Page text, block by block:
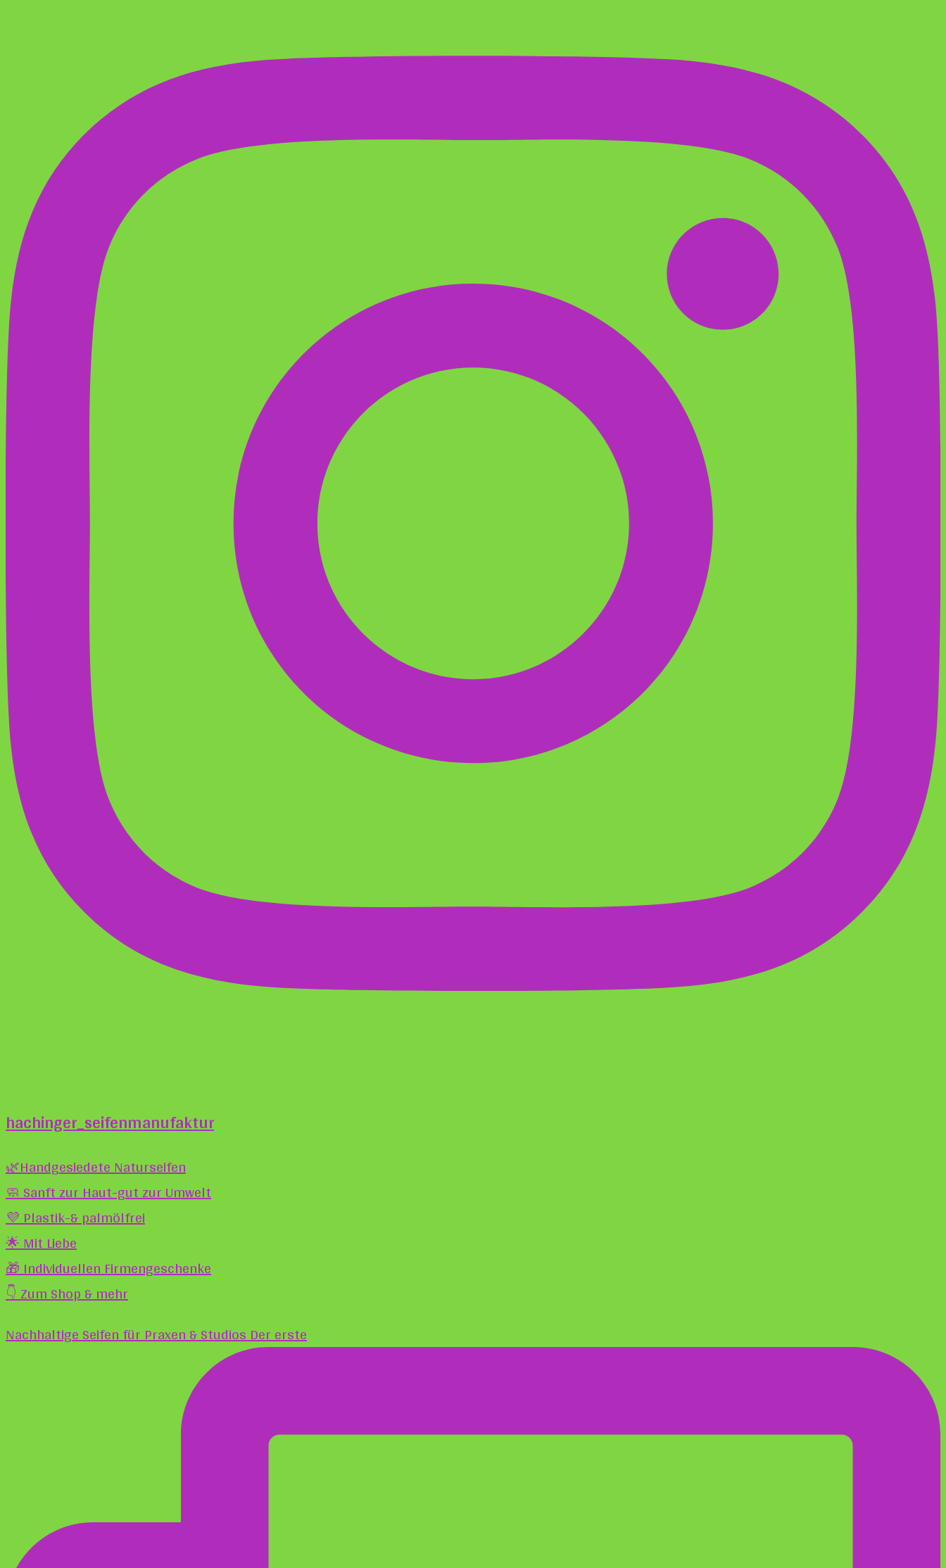
hachinger_seifenmanufaktur
🌿Handgesiedete Naturseifen
🧼 Sanft zur Haut-gut zur Umwelt
💜 Plastik-& palmölfrei
🌟 Mit Liebe
🎁 Individuellen Firmengeschenke
👇 Zum Shop & mehr
Nachhaltige Seifen für Praxen & Studios Der erste